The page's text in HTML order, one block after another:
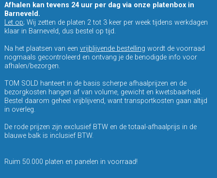
Afhalen kan tevens 24 uur per dag via onze platenbox in
Barneveld.
Let op; Wij zetten de platen 2 tot 3 keer per week tijdens werkdagen
klaar in Barneveld, dus bestel op tijd.
Na het plaatsen van een vrijblijvende bestelling wordt de voorraad
nogmaals gecontroleerd en ontvang je de benodigde info voor
afhalen/bezorgen.
TOM SOLD hanteert in de basis scherpe afhaalprijzen en de
bezorgkosten hangen af van volume, gewicht en kwetsbaarheid.
Bestel daarom geheel vrijblijvend, want transportkosten gaan altijd
in overleg.
De rode prijzen zijn exclusief BTW en de totaal-afhaalprijs in de
blauwe balk is inclusief BTW.
Ruim 50.000 platen en panelen in voorraad!